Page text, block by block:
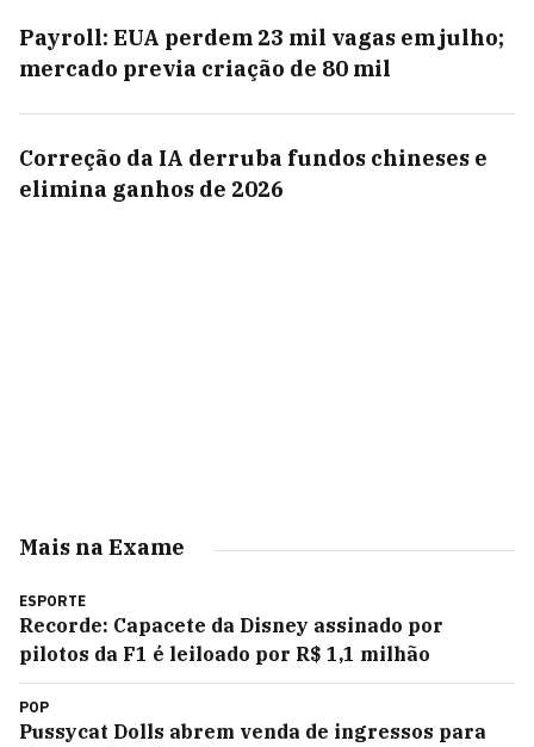
Payroll: EUA perdem 23 mil vagas em julho;
mercado previa criação de 80 mil
Correção da IA derruba fundos chineses e
elimina ganhos de 2026
Mais na Exame
ESPORTE
Recorde: Capacete da Disney assinado por
pilotos da F1 é leiloado por R$ 1,1 milhão
POP
Pussycat Dolls abrem venda de ingressos para